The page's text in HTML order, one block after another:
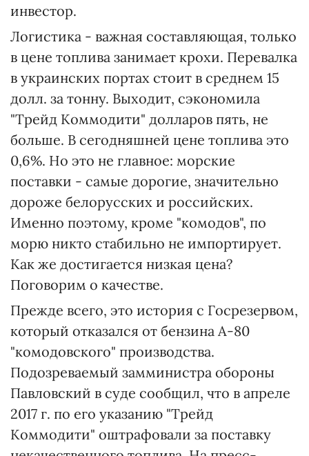
инвестор.
Логистика - важная составляющая, только
в цене топлива занимает крохи. Перевалка
в украинских портах стоит в среднем 15
долл. за тонну. Выходит, сэкономила
"Трейд Коммодити" долларов пять, не
больше. В сегодняшней цене топлива это
0,6%. Но это не главное: морские
поставки - самые дорогие, значительно
дороже белорусских и российских.
Именно поэтому, кроме "комодов", по
морю никто стабильно не импортирует.
Как же достигается низкая цена?
Поговорим о качестве.
Прежде всего, это история с Госрезервом,
который отказался от бензина А-80
"комодовского" производства.
Подозреваемый замминистра обороны
Павловский в суде сообщил, что в апреле
2017 г. по его указанию "Трейд
Коммодити" оштрафовали за поставку